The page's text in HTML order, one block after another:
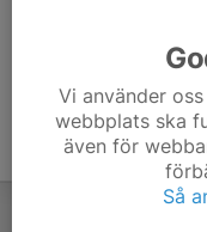
Vi använder
webbplats ska
även för
Så